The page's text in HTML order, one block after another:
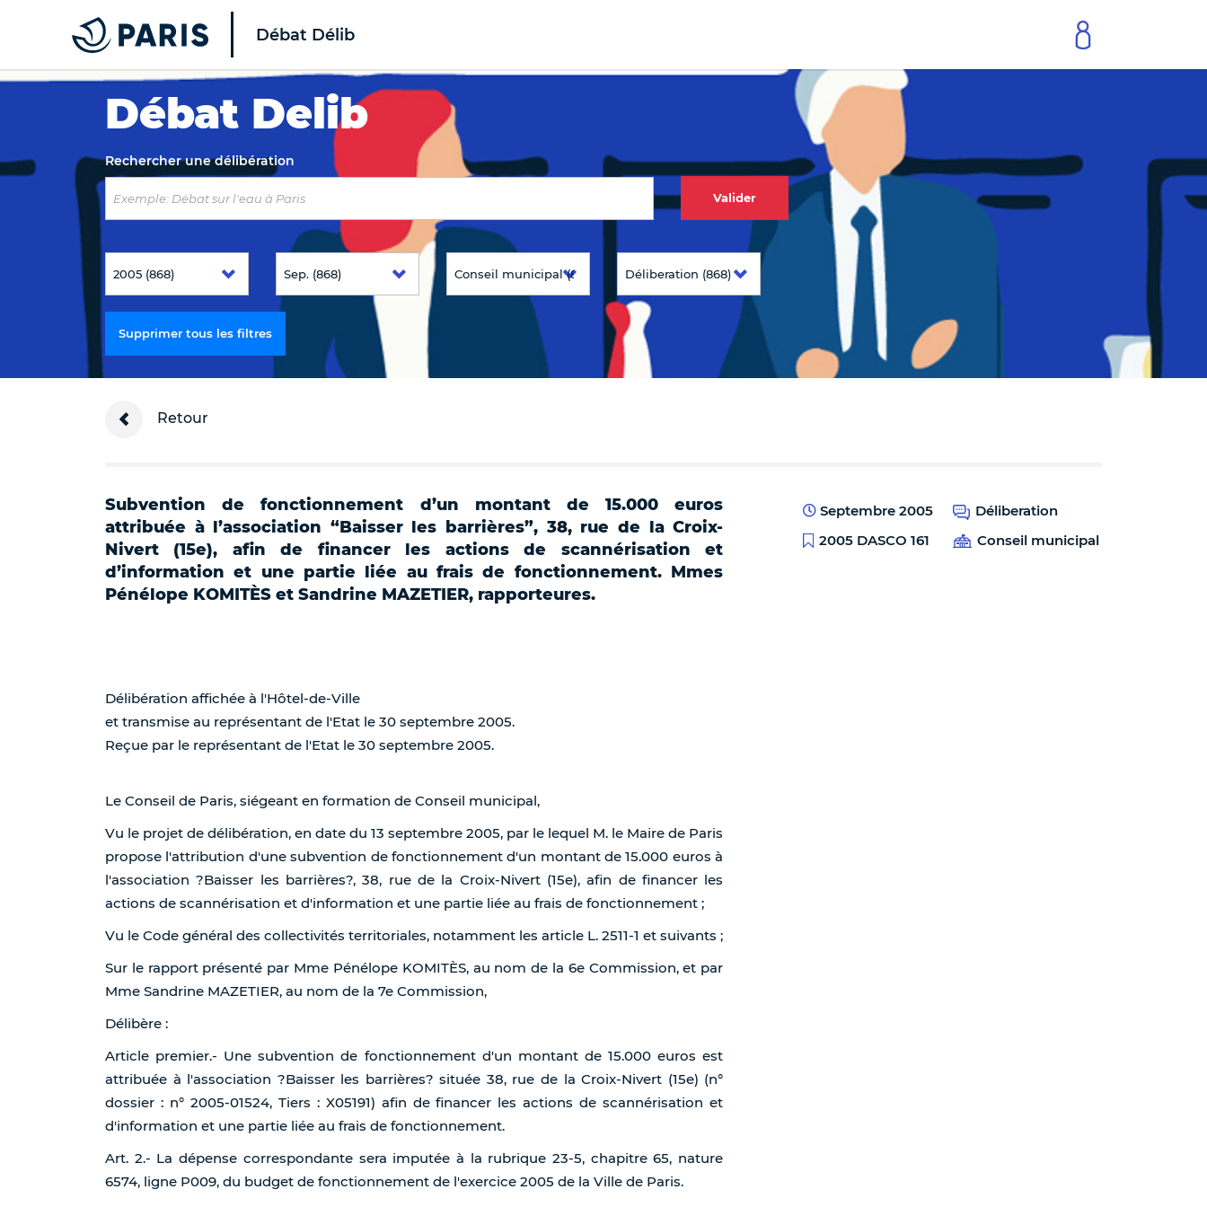
Top of the page
Débat Délib
Débat Delib
Rechercher une délibération
Valider
Supprimer tous les filtres
Retour
Subvention de fonctionnement d’un montant de 15.000 euros
attribuée à l’association “Baisser les barrières”, 38, rue de la Croix-
Nivert (15e), afin de financer les actions de scannérisation et
d’information et une partie liée au frais de fonctionnement. Mmes
Pénélope KOMITÈS et Sandrine MAZETIER, rapporteures.
Délibération affichée à l'Hôtel-de-Ville
et transmise au représentant de l'Etat le 30 septembre 2005.
Reçue par le représentant de l'Etat le 30 septembre 2005.
Le Conseil de Paris, siégeant en formation de Conseil municipal,
Vu le projet de délibération, en date du 13 septembre 2005, par le lequel M. le Maire de Paris
propose l'attribution d'une subvention de fonctionnement d'un montant de 15.000 euros à
l'association ?Baisser les barrières?, 38, rue de la Croix-Nivert (15e), afin de financer les
actions de scannérisation et d'information et une partie liée au frais de fonctionnement ;
Vu le Code général des collectivités territoriales, notamment les article L. 2511-1 et suivants ;
Sur le rapport présenté par Mme Pénélope KOMITÈS, au nom de la 6e Commission, et par
Mme Sandrine MAZETIER, au nom de la 7e Commission,
Délibère :
Article premier.- Une subvention de fonctionnement d'un montant de 15.000 euros est
attribuée à l'association ?Baisser les barrières? située 38, rue de la Croix-Nivert (15e) (n°
dossier : n° 2005-01524, Tiers : X05191) afin de financer les actions de scannérisation et
d'information et une partie liée au frais de fonctionnement.
Art. 2.- La dépense correspondante sera imputée à la rubrique 23-5, chapitre 65, nature
6574, ligne P009, du budget de fonctionnement de l'exercice 2005 de la Ville de Paris.
Septembre 2005
Déliberation
2005 DASCO 161
Conseil municipal